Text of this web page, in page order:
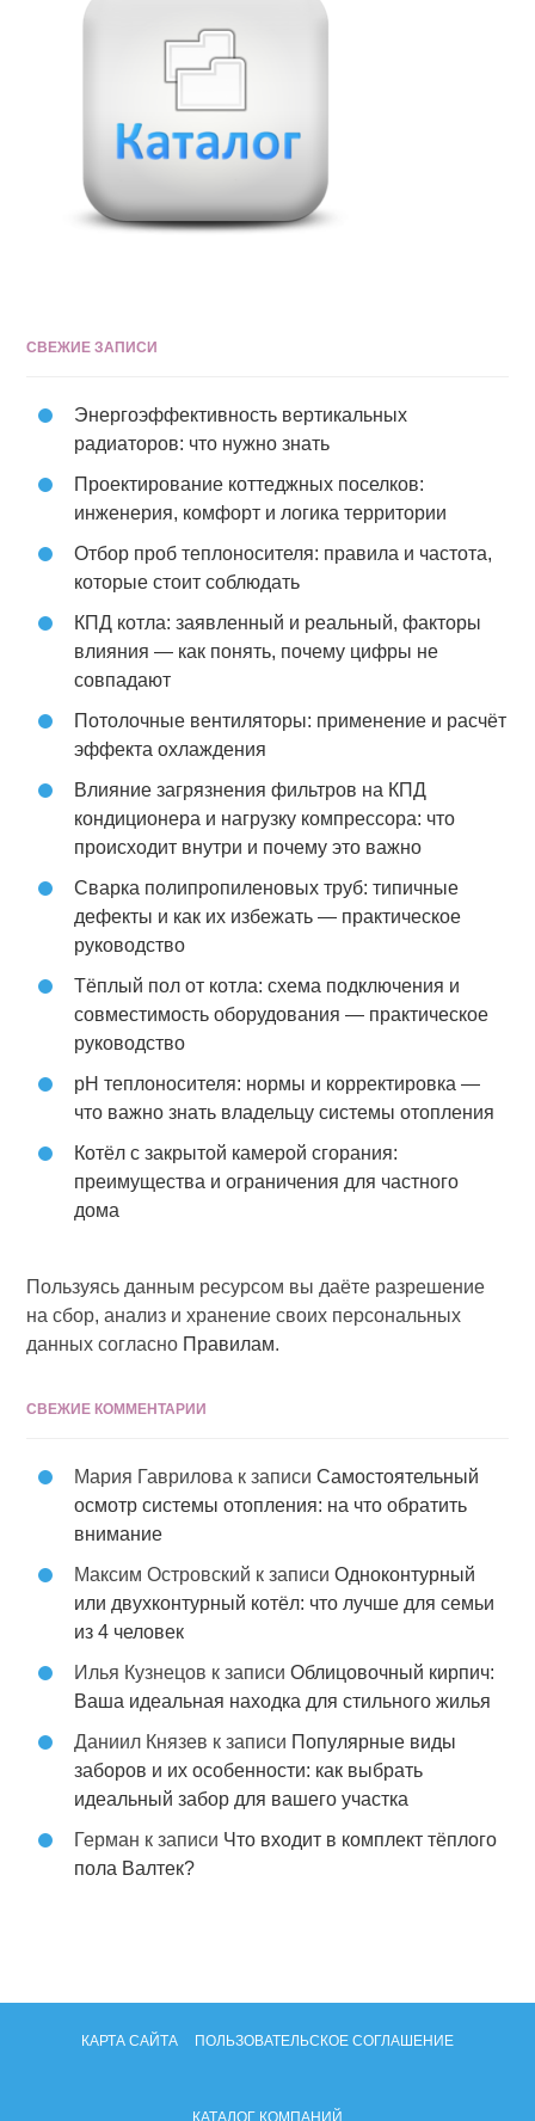
СВЕЖИЕ ЗАПИСИ
Энергоэффективность вертикальных
радиаторов: что нужно знать
Проектирование коттеджных поселков:
инженерия, комфорт и логика территории
Отбор проб теплоносителя: правила и частота,
которые стоит соблюдать
КПД котла: заявленный и реальный, факторы
влияния — как понять, почему цифры не
совпадают
Потолочные вентиляторы: применение и расчёт
эффекта охлаждения
Влияние загрязнения фильтров на КПД
кондиционера и нагрузку компрессора: что
происходит внутри и почему это важно
Сварка полипропиленовых труб: типичные
дефекты и как их избежать — практическое
руководство
Тёплый пол от котла: схема подключения и
совместимость оборудования — практическое
руководство
pH теплоносителя: нормы и корректировка —
что важно знать владельцу системы отопления
Котёл с закрытой камерой сгорания:
преимущества и ограничения для частного
дома
Пользуясь данным ресурсом вы даёте разрешение
на сбор, анализ и хранение своих персональных
данных согласно Правилам.
СВЕЖИЕ КОММЕНТАРИИ
Мария Гаврилова к записиСамостоятельный
осмотр системы отопления: на что обратить
внимание
Максим Островский к записиОдноконтурный
или двухконтурный котёл: что лучше для семьи
из 4 человек
Илья Кузнецов к записиОблицовочный кирпич:
Ваша идеальная находка для стильного жилья
Даниил Князев к записи Популярные виды
заборов и их особенности: как выбрать
идеальный забор для вашего участка
Герман к записи Что входит в комплект тёплого
пола Валтек?
КАРТА САЙТА ПОЛЬЗОВАТЕЛЬСКОЕ СОГЛАШЕНИЕ
КАТАЛОГ КОМПАНИЙ